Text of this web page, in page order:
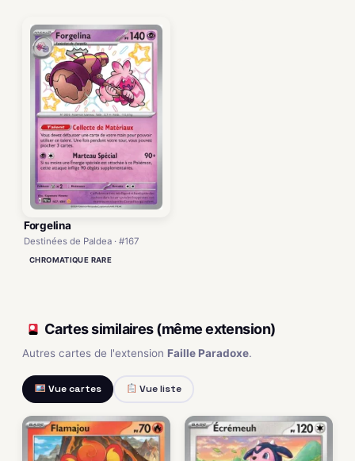
Forgelina
Destinées de Paldea · #167
CHROMATIQUE RARE
Cartes similaires (même extension)
Autres cartes de l'extension Faille Paradoxe.
Vue cartes Vue liste